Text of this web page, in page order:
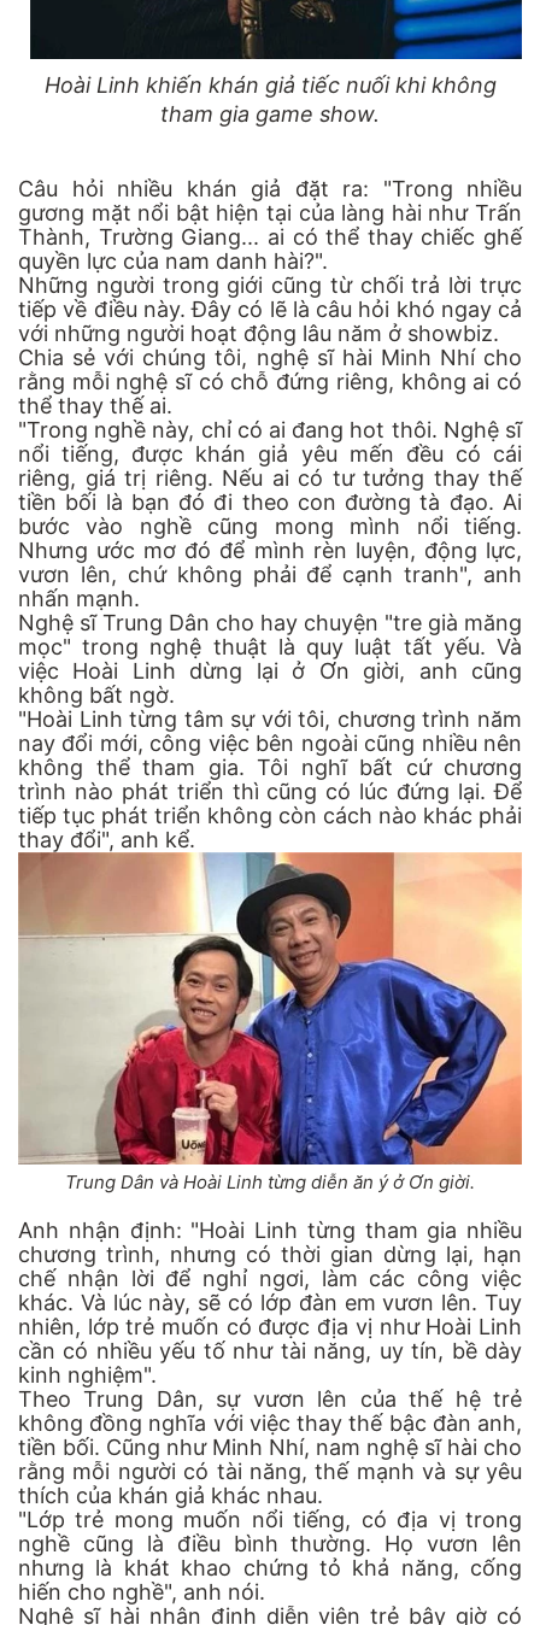
Hoài Linh khiến khán giả tiếc nuối khi không
tham gia game show.
Câu hỏi nhiều khán giả đặt ra: "Trong nhiều
gương mặt nổi bật hiện tại của làng hài như Trấn
Thành, Trường Giang... ai có thể thay chiếc ghế
quyền lực của nam danh hài?".
Những người trong giới cũng từ chối trả lời trực
tiếp về điều này. Đây có lẽ là câu hỏi khó ngay cả
với những người hoạt động lâu năm ở showbiz.
Chia sẻ với chúng tôi, nghệ sĩ hài Minh Nhí cho
rằng mỗi nghệ sĩ có chỗ đứng riêng, không ai có
thể thay thế ai.
"Trong nghề này, chỉ có ai đang hot thôi. Nghệ sĩ
nổi tiếng, được khán giả yêu mến đều có cái
riêng, giá trị riêng. Nếu ai có tư tưởng thay thế
tiền bối là bạn đó đi theo con đường tà đạo. Ai
bước vào nghề cũng mong mình nổi tiếng.
Nhưng ước mơ đó để mình rèn luyện, động lực,
vươn lên, chứ không phải để cạnh tranh", anh
nhấn mạnh.
Nghệ sĩ Trung Dân cho hay chuyện "tre già măng
mọc" trong nghệ thuật là quy luật tất yếu. Và
việc Hoài Linh dừng lại ở Ơn giời, anh cũng
không bất ngờ.
"Hoài Linh từng tâm sự với tôi, chương trình năm
nay đổi mới, công việc bên ngoài cũng nhiều nên
không thể tham gia. Tôi nghĩ bất cứ chương
trình nào phát triển thì cũng có lúc đứng lại. Để
tiếp tục phát triển không còn cách nào khác phải
thay đổi", anh kể.
Trung Dân và Hoài Linh từng diễn ăn ý ở Ơn giời.
Anh nhận định: "Hoài Linh từng tham gia nhiều
chương trình, nhưng có thời gian dừng lại, hạn
chế nhận lời để nghỉ ngơi, làm các công việc
khác. Và lúc này, sẽ có lớp đàn em vươn lên. Tuy
nhiên, lớp trẻ muốn có được địa vị như Hoài Linh
cần có nhiều yếu tố như tài năng, uy tín, bề dày
kinh nghiệm".
Theo Trung Dân, sự vươn lên của thế hệ trẻ
không đồng nghĩa với việc thay thế bậc đàn anh,
tiền bối. Cũng như Minh Nhí, nam nghệ sĩ hài cho
rằng mỗi người có tài năng, thế mạnh và sự yêu
thích của khán giả khác nhau.
"Lớp trẻ mong muốn nổi tiếng, có địa vị trong
nghề cũng là điều bình thường. Họ vươn lên
nhưng là khát khao chứng tỏ khả năng, cống
hiến cho nghề", anh nói.
Nghệ sĩ hài nhận định diễn viên trẻ bây giờ có